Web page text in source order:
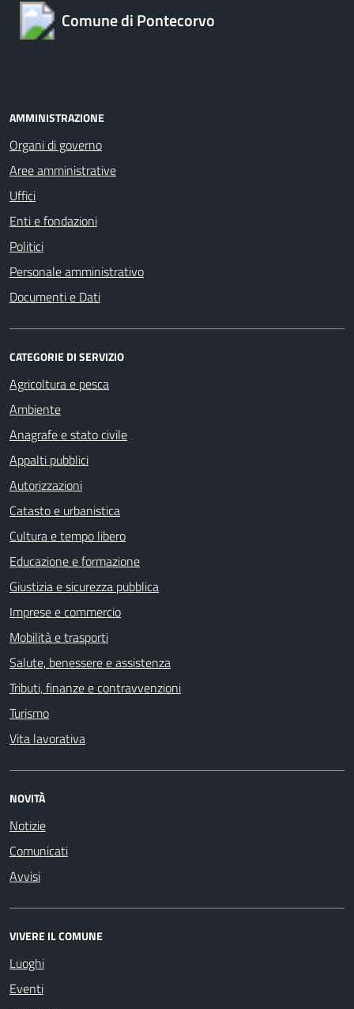
Comune di Pontecorvo
AMMINISTRAZIONE
Organi di governo
Aree amministrative
Uffici
Enti e fondazioni
Politici
Personale amministrativo
Documenti e Dati
CATEGORIE DI SERVIZIO
Agricoltura e pesca
Ambiente
Anagrafe e stato civile
Appalti pubblici
Autorizzazioni
Catasto e urbanistica
Cultura e tempo libero
Educazione e formazione
Giustizia e sicurezza pubblica
Imprese e commercio
Mobilità e trasporti
Salute, benessere e assistenza
Tributi, finanze e contravvenzioni
Turismo
Vita lavorativa
NOVITÀ
Notizie
Comunicati
Avvisi
VIVERE IL COMUNE
Luoghi
Eventi